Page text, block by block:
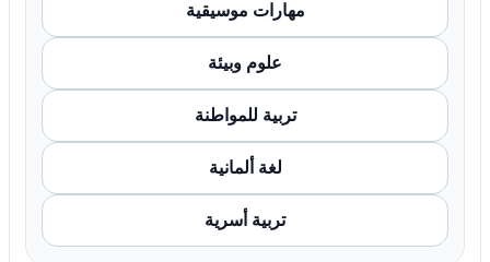
مهارات موسيقية
علوم وبيئة
تربية للمواطنة
لغة ألمانية
تربية أسرية